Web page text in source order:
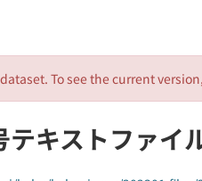
To see the current
キストファイ